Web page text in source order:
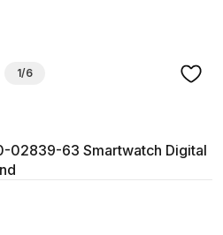
1/6
02839-63 Smartwatch Digital